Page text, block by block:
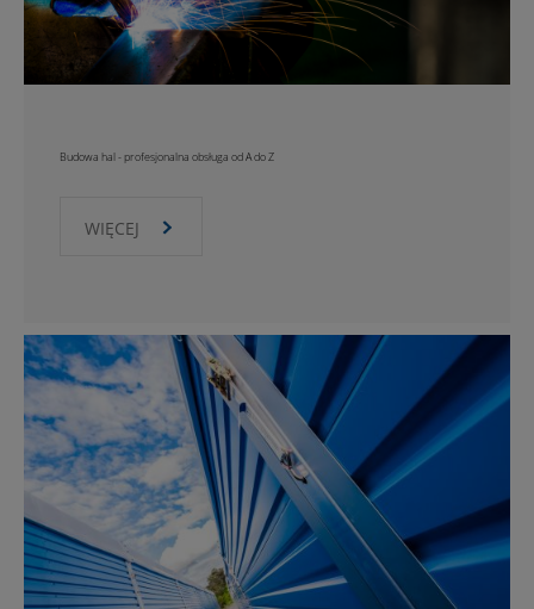
Budowa hal - profesjonalna obsługa od A do Z
WIĘCEJ